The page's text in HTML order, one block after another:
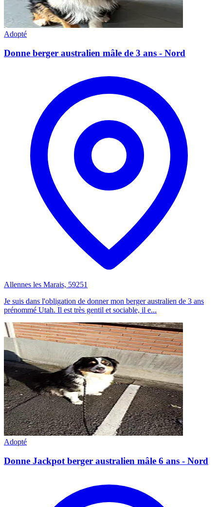
Adopté
Donne berger australien mâle de 3 ans - Nord
Allennes les Marais, 59251
Je suis dans l'obligation de donner mon berger australien de 3 ans
prénommé Utah. Il est très gentil et sociable, il e...
Adopté
Donne Jackpot berger australien mâle 6 ans - Nord